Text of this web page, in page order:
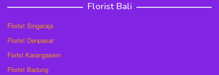
Florist Bali
Florist Singaraja
Florist Denpasar
Forist Karangasem
Florist Badung